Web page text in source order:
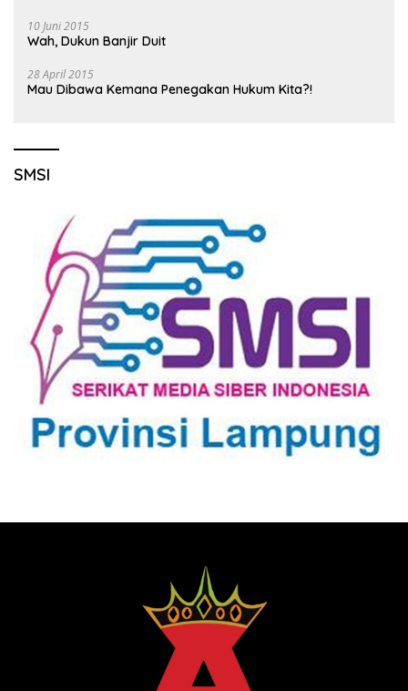
10 Juni 2015
Wah, Dukun Banjir Duit
28 April 2015
Mau Dibawa Kemana Penegakan Hukum Kita?!
SMSI